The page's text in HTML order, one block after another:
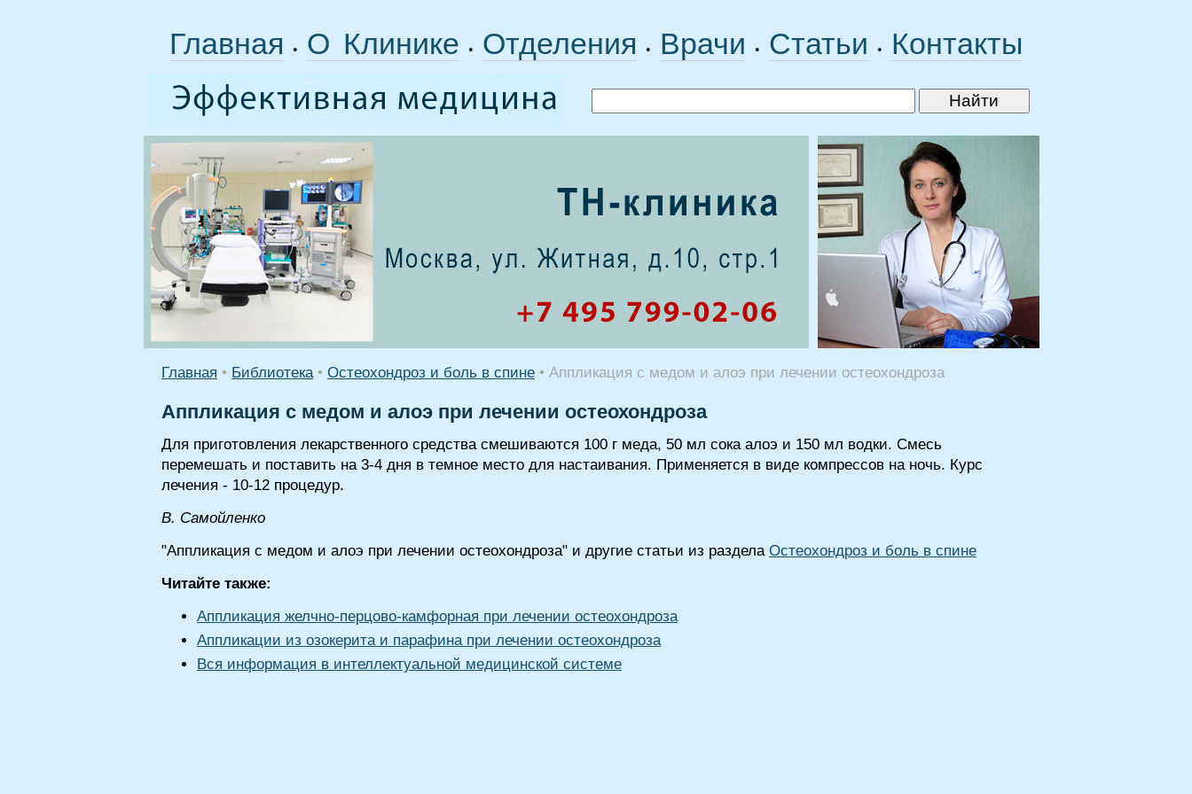
Главная • О Клинике • Отделения • Врачи • Статьи • Контакты
Главная • Библиотека • Остеохондроз и боль в спине • Аппликация с медом и алоэ при лечении остеохондроза
Аппликация с медом и алоэ при лечении остеохондроза
Для приготовления лекарственного средства смешиваются 100 г меда, 50 мл сока алоэ и 150 мл водки. Смесь
перемешать и поставить на 3-4 дня в темное место для настаивания. Применяется в виде компрессов на ночь. Курс
лечения - 10-12 процедур.
B. Самойленко
"Аппликация с медом и алоэ при лечении остеохондроза" и другие статьи из раздела Остеохондроз и боль в спине
Читайте также:
Аппликация желчно-перцово-камфорная при лечении остеохондроза
Аппликации из озокерита и парафина при лечении остеохондроза
Вся информация в интеллектуальной медицинской системе